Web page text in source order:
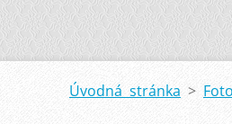
Úvodná stránka >